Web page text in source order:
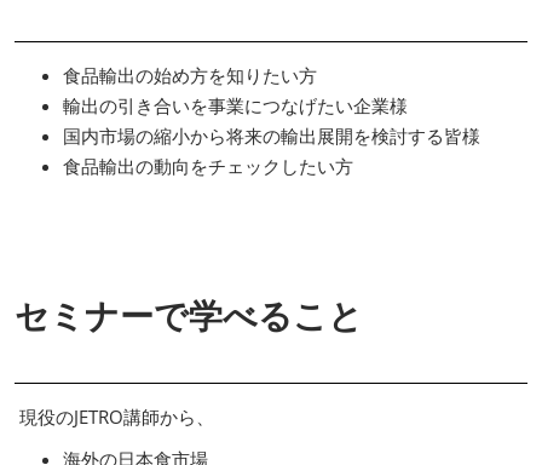
食品輸出の始め方を知りたい方
輸出の引き合いを事業につなげたい企業様
国内市場の縮小から将来の輸出展開を検討する皆様
食品輸出の動向をチェックしたい方
セミナーで学べること
現役のJETRO講師から、
海外の日本食市場